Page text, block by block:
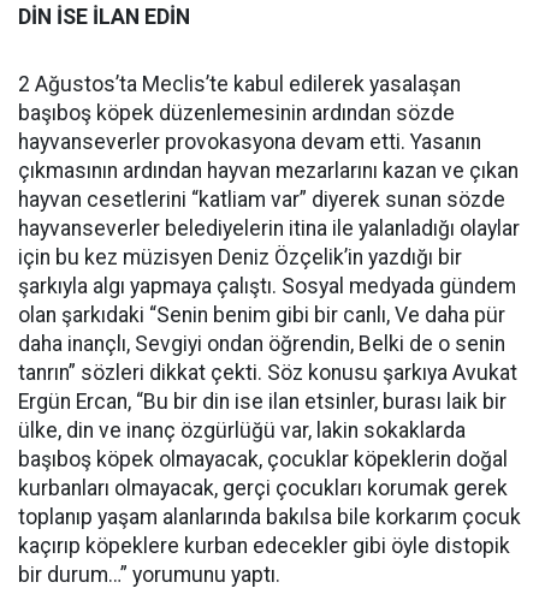
DİN İSE İLAN EDİN
2 Ağustos’ta Meclis’te kabul edilerek yasalaşan
başıboş köpek düzenlemesinin ardından sözde
hayvanseverler provokasyona devam etti. Yasanın
çıkmasının ardından hayvan mezarlarını kazan ve çıkan
hayvan cesetlerini “katliam var” diyerek sunan sözde
hayvanseverler belediyelerin itina ile yalanladığı olaylar
için bu kez müzisyen Deniz Özçelik’in yazdığı bir
şarkıyla algı yapmaya çalıştı. Sosyal medyada gündem
olan şarkıdaki “Senin benim gibi bir canlı, Ve daha pür
daha inançlı, Sevgiyi ondan öğrendin, Belki de o senin
tanrın” sözleri dikkat çekti. Söz konusu şarkıya Avukat
Ergün Ercan, “Bu bir din ise ilan etsinler, burası laik bir
ülke, din ve inanç özgürlüğü var, lakin sokaklarda
başıboş köpek olmayacak, çocuklar köpeklerin doğal
kurbanları olmayacak, gerçi çocukları korumak gerek
toplanıp yaşam alanlarında bakılsa bile korkarım çocuk
kaçırıp köpeklere kurban edecekler gibi öyle distopik
bir durum…” yorumunu yaptı.